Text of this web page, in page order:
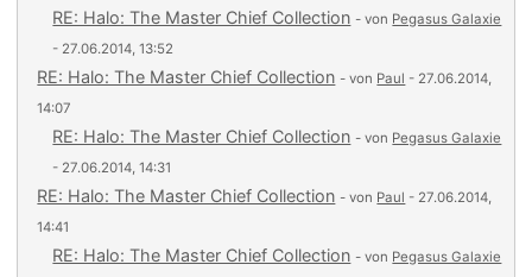
RE: Halo: The Master Chief Collection - von Pegasus Galaxie
- 27.06.2014, 13:52
RE: Halo: The Master Chief Collection - von Paul - 27.06.2014,
14:07
RE: Halo: The Master Chief Collection - von Pegasus Galaxie
- 27.06.2014, 14:31
RE: Halo: The Master Chief Collection - von Paul - 27.06.2014,
14:41
RE: Halo: The Master Chief Collection - von Pegasus Galaxie